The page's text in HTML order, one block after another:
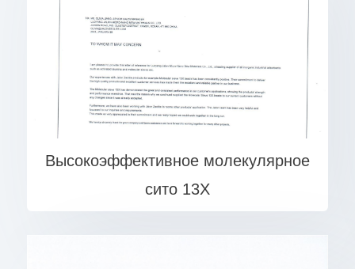
Высокоэффективное молекулярное
сито 13X